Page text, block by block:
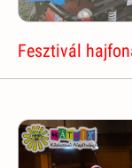
Fesztivál